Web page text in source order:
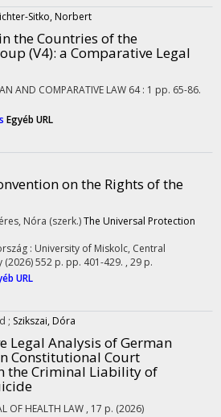
Sitko, Norbert
the Countries of the
(V4): a Comparative Legal
AND COMPARATIVE LAW 64: 1 pp. 65-86.
Egyéb URL
on the Rights of the
Nóra (szerk.)The Universal Protection
: University of Miskolc, Central
(2026)552 p. pp. 401-429. , 29 p.
URL
; Szikszai, Dóra
Legal Analysis of German
Constitutional Court
the Criminal Liability of
OF HEALTH LAW , 17 p. (2026)